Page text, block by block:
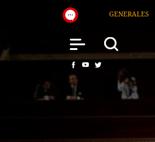
DESTACADOS NACIONAL